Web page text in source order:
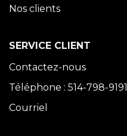
Nos clients
SERVICE CLIENT
Contactez-nous
Téléphone : 514-798-9191
Courriel